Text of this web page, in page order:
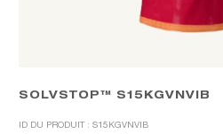
SOLVSTOP™ S15KGVNVIB
ID DU PRODUIT : S15KGVNVIB